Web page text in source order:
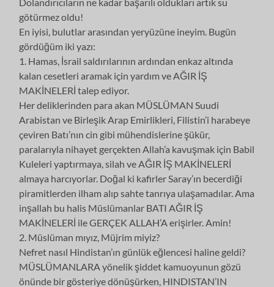
götürmez oldu!
En iyisi, bulutlar arasından yeryüzüne ineyim. Bugün
gördüğüm iki yazı:
1. Hamas, İsrail saldırılarının ardından enkaz altında
kalan cesetleri aramak için yardım ve AĞIR İŞ
MAKİNELERİ talep ediyor.
Her deliklerinden para akan MÜSLÜMAN Suudi
Arabistan ve Birleşik Arap Emirlikleri, Filistin’i harabeye
çeviren Batı’nın cin gibi mühendislerine şükür,
paralarıyla nihayet gerçekten Allah’a kavuşmak için Babil
Kuleleri yaptırmaya, silah ve AĞIR İŞ MAKİNELERİ
almaya harcıyorlar. Doğal ki kafirler Saray’ın becerdiği
piramitlerden ilham alıp sahte tanrıya ulaşamadılar. Ama
inşallah bu halis Müslümanlar BATI AĞIR İŞ
MAKİNELERİ ile GERÇEK ALLAH’A erişirler. Amin!
2. Müslüman mıyız, Müjrim miyiz?
Nefret nasıl Hindistan’ın günlük eğlencesi haline geldi?
MÜSLÜMANLARA yönelik şiddet kamuoyunun gözü
önünde bir gösteriye dönüşürken, HINDISTAN’IN